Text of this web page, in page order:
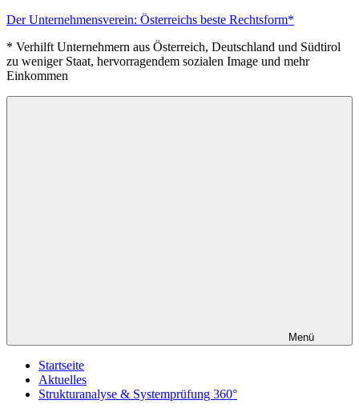
Zum
springen
Der Unternehmensverein: Österreichs beste Rechtsform*
* Verhilft Unternehmern aus Österreich, Deutschland und Südtirol
zu weniger Staat, hervorragendem sozialen Image und mehr
Einkommen
Menü
Startseite
Aktuelles
Strukturanalyse & Systemprüfung 360°